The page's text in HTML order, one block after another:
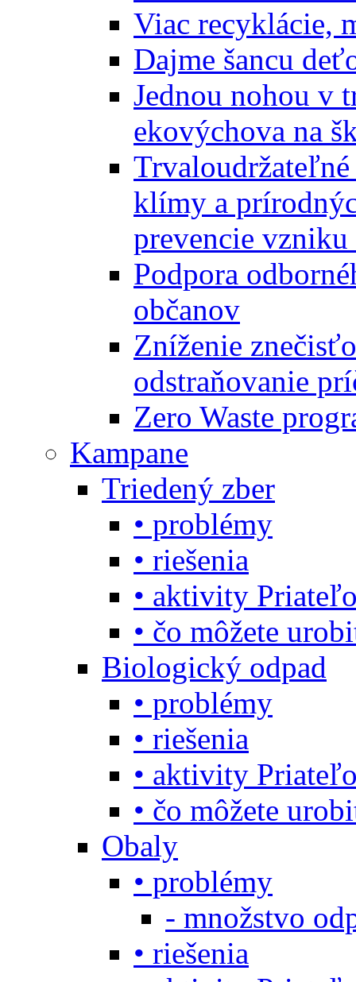
Viac recyklácie,
Dajme šancu
Jednou nohou v
ekovýchova na
klímy a
prevencie vzniku
Podpora
občanov
Zníženie
odstraňovanie
Zero Waste
Kampane
Triedený zber
• problémy
• riešenia
• aktivity
• čo môžete
Biologický odpad
• problémy
• riešenia
• aktivity
• čo môžete
Obaly
• problémy
- množstvo
• riešenia